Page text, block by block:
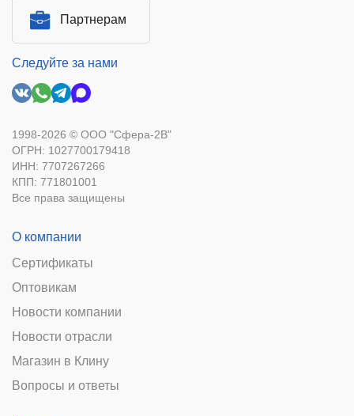
Партнерам
Следуйте за нами
1998-2026 © ООО "Сфера-2В"
ОГРН: 1027700179418
ИНН: 7707267266
КПП: 771801001
Все права защищены
О компании
Сертификаты
Оптовикам
Новости компании
Новости отрасли
Магазин в Клину
Вопросы и ответы